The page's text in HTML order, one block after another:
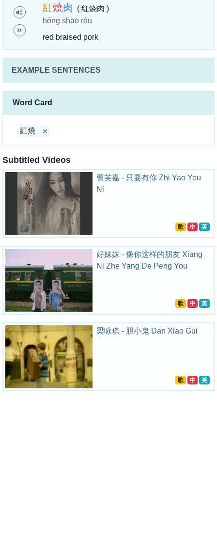
紅燒肉
( 红烧肉 )
hóng shāo ròu
red braised pork
EXAMPLE SENTENCES
Word Card
紅燒
Subtitled Videos
曹芙嘉 - 只要有你 Zhi Yao You
Ni
歌 中 英
好妹妹 - 像你这样的朋友 Xiang
Ni Zhe Yang De Peng You
歌 中 英
梁咏琪 - 胆小鬼 Dan Xiao Gui
歌 中 英